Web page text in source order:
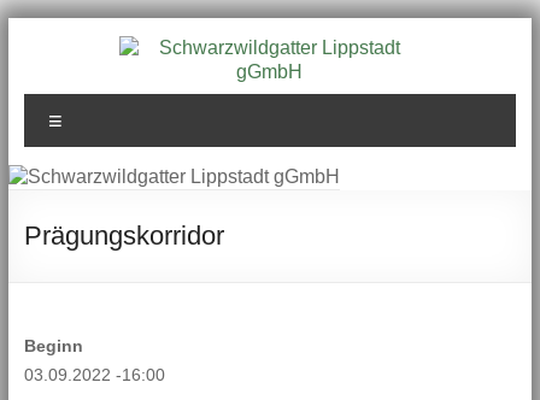
Schwarzwildgatter
Lippstadt gGmbH
Prägungskorridor
Beginn
03.09.2022 -16:00